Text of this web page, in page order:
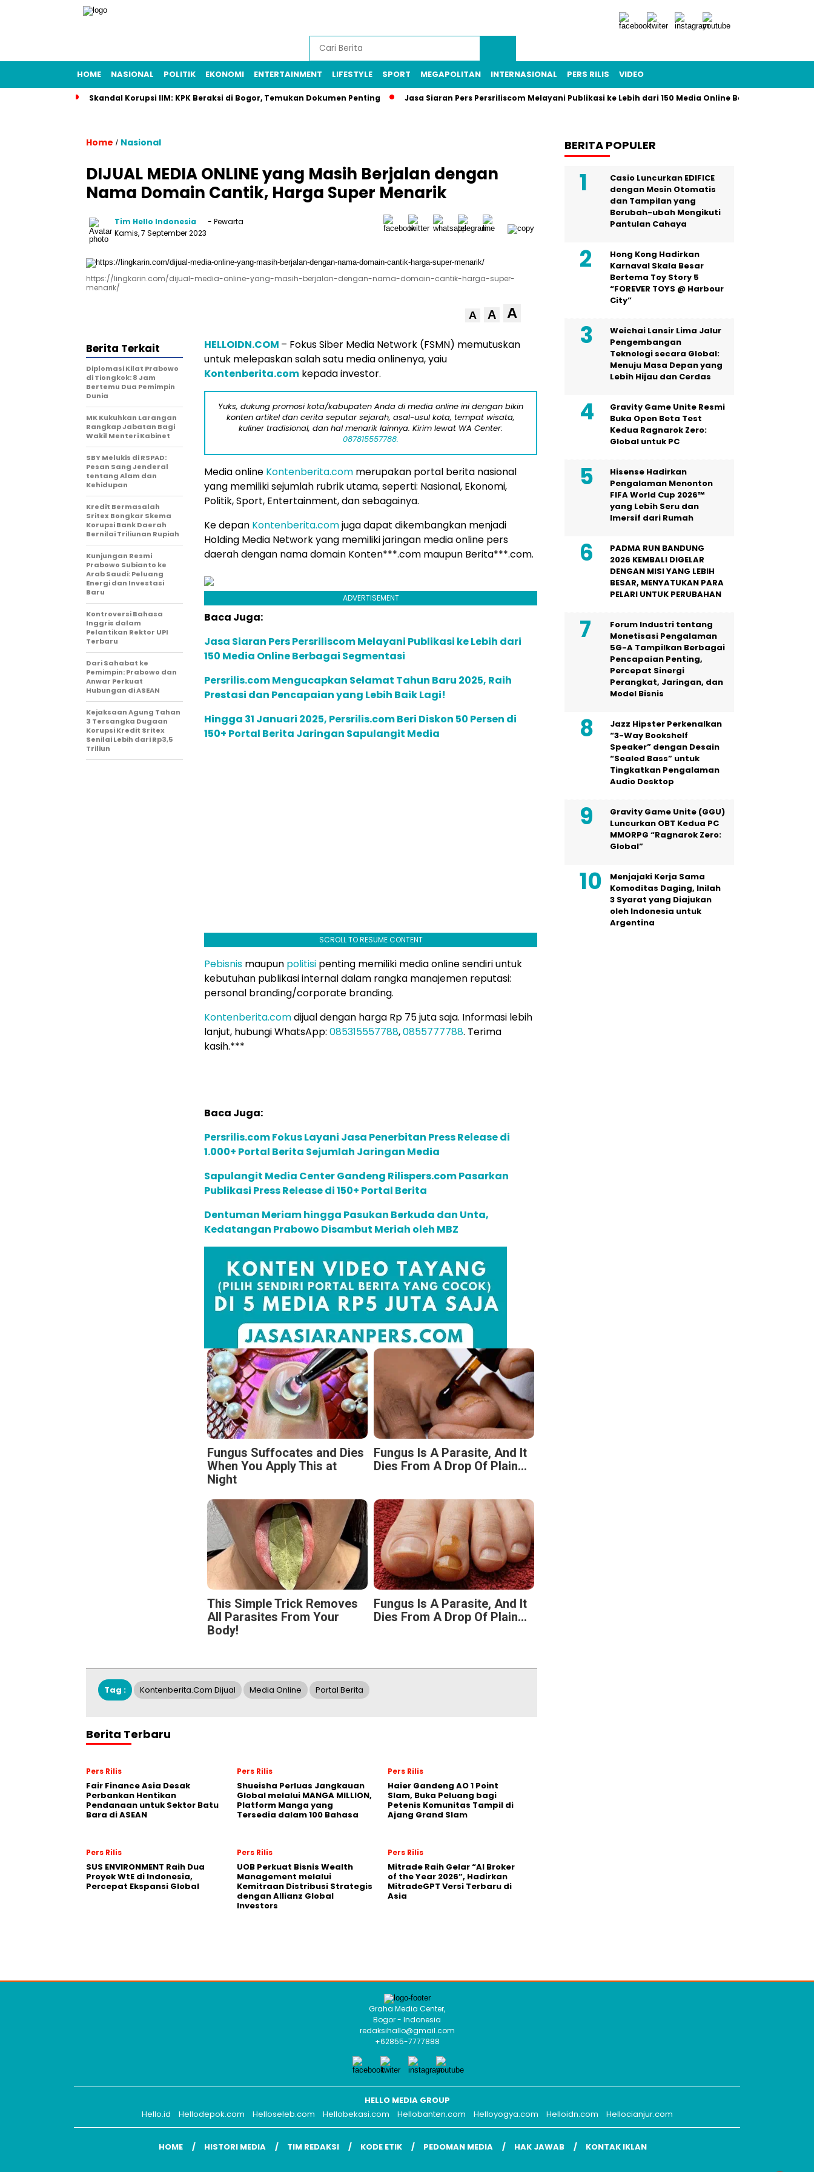
HOME NASIONAL POLITIK EKONOMI ENTERTAINMENT LIFESTYLE SPORT MEGAPOLITAN INTERNASIONAL PERS RILIS VIDEO
Skandal Korupsi IIM: KPK Beraksi di Bogor, Temukan Dokumen Penting Jasa Siaran Pers Persriliscom Melayani Publikasi ke Lebih dari 150 Media Online Berbagai
Home / Nasional
DIJUAL MEDIA ONLINE yang Masih Berjalan dengan
Nama Domain Cantik, Harga Super Menarik
Tim Hello Indonesia
- Pewarta
Kamis, 7 September 2023
https://lingkarin.com/dijual-media-online-yang-masih-berjalan-dengan-nama-domain-cantik-harga-super-
menarik/
A A A
HELLOIDN.COM – Fokus Siber Media Network (FSMN) memutuskan
untuk melepaskan salah satu media onlinenya, yaiu
Kontenberita.com kepada investor.
Yuks, dukung promosi kota/kabupaten Anda di media online ini dengan bikin
konten artikel dan cerita seputar sejarah, asal-usul kota, tempat wisata,
kuliner tradisional, dan hal menarik lainnya. Kirim lewat WA Center:
087815557788.
Media online Kontenberita.com merupakan portal berita nasional
yang memiliki sejumlah rubrik utama, seperti: Nasional, Ekonomi,
Politik, Sport, Entertainment, dan sebagainya.
Ke depan Kontenberita.comjuga dapat dikembangkan menjadi
Holding Media Network yang memiliki jaringan media online pers
daerah dengan nama domain Konten***.com maupun Berita***.com.
ADVERTISEMENT
Baca Juga:
Jasa Siaran Pers Persriliscom Melayani Publikasi ke Lebih dari
150 Media Online Berbagai Segmentasi
Persrilis.com Mengucapkan Selamat Tahun Baru 2025, Raih
Prestasi dan Pencapaian yang Lebih Baik Lagi!
Hingga 31 Januari 2025, Persrilis.com Beri Diskon 50 Persen di
150+ Portal Berita Jaringan Sapulangit Media
SCROLL TO RESUME CONTENT
Pebisnis maupun politisi penting memiliki media online sendiri untuk
kebutuhan publikasi internal dalam rangka manajemen reputasi:
personal branding/corporate branding.
Kontenberita.comdijual dengan harga Rp 75 juta saja. Informasi lebih
lanjut, hubungi WhatsApp: 085315557788,0855777788. Terima
kasih.***
Baca Juga:
Persrilis.com Fokus Layani Jasa Penerbitan Press Release di
1.000+ Portal Berita Sejumlah Jaringan Media
Sapulangit Media Center Gandeng Rilispers.com Pasarkan
Publikasi Press Release di 150+ Portal Berita
Dentuman Meriam hingga Pasukan Berkuda dan Unta,
Kedatangan Prabowo Disambut Meriah oleh MBZ
Fungus Suffocates and Dies
When You Apply This at
Night
Fungus Is A Parasite, And It
Dies From A Drop Of Plain...
This Simple Trick Removes
All Parasites From Your
Body!
Fungus Is A Parasite, And It
Dies From A Drop Of Plain...
Berita Terkait
Diplomasi Kilat Prabowo
di Tiongkok: 8 Jam
Bertemu Dua Pemimpin
Dunia
MK Kukuhkan Larangan
Rangkap Jabatan Bagi
Wakil Menteri Kabinet
SBY Melukis di RSPAD:
Pesan Sang Jenderal
tentang Alam dan
Kehidupan
Kredit Bermasalah
Sritex Bongkar Skema
Korupsi Bank Daerah
Bernilai Triliunan Rupiah
Kunjungan Resmi
Prabowo Subianto ke
Arab Saudi: Peluang
Energi dan Investasi
Baru
Kontroversi Bahasa
Inggris dalam
Pelantikan Rektor UPI
Terbaru
Dari Sahabat ke
Pemimpin: Prabowo dan
Anwar Perkuat
Hubungan di ASEAN
Kejaksaan Agung Tahan
3 Tersangka Dugaan
Korupsi Kredit Sritex
Senilai Lebih dari Rp3,5
Triliun
Tag : Kontenberita.com Dijual Media Online Portal Berita
Berita Terbaru
Pers Rilis
Fair Finance Asia Desak
Perbankan Hentikan
Pendanaan untuk Sektor Batu
Bara di ASEAN
Pers Rilis
Shueisha Perluas Jangkauan
Global melalui MANGA MILLION,
Platform Manga yang
Tersedia dalam 100 Bahasa
Pers Rilis
Haier Gandeng AO 1 Point
Slam, Buka Peluang bagi
Petenis Komunitas Tampil di
Ajang Grand Slam
Pers Rilis
SUS ENVIRONMENT Raih Dua
Proyek WtE di Indonesia,
Percepat Ekspansi Global
Pers Rilis
UOB Perkuat Bisnis Wealth
Management melalui
Kemitraan Distribusi Strategis
dengan Allianz Global
Investors
Pers Rilis
Mitrade Raih Gelar “AI Broker
of the Year 2026”, Hadirkan
MitradeGPT Versi Terbaru di
Asia
BERITA POPULER
Casio Luncurkan EDIFICE
dengan Mesin Otomatis
dan Tampilan yang
Berubah-ubah Mengikuti
Pantulan Cahaya
Hong Kong Hadirkan
Karnaval Skala Besar
Bertema Toy Story 5
“FOREVER TOYS @ Harbour
City”
Weichai Lansir Lima Jalur
Pengembangan
Teknologi secara Global:
Menuju Masa Depan yang
Lebih Hijau dan Cerdas
Gravity Game Unite Resmi
Buka Open Beta Test
Kedua Ragnarok Zero:
Global untuk PC
Hisense Hadirkan
Pengalaman Menonton
FIFA World Cup 2026™
yang Lebih Seru dan
Imersif dari Rumah
PADMA RUN BANDUNG
2026 KEMBALI DIGELAR
DENGAN MISI YANG LEBIH
BESAR, MENYATUKAN PARA
PELARI UNTUK PERUBAHAN
Forum Industri tentang
Monetisasi Pengalaman
5G-A Tampilkan Berbagai
Pencapaian Penting,
Percepat Sinergi
Perangkat, Jaringan, dan
Model Bisnis
Jazz Hipster Perkenalkan
“3-Way Bookshelf
Speaker” dengan Desain
“Sealed Bass” untuk
Tingkatkan Pengalaman
Audio Desktop
Gravity Game Unite (GGU)
Luncurkan OBT Kedua PC
MMORPG “Ragnarok Zero:
Global”
Menjajaki Kerja Sama
Komoditas Daging, Inilah
3 Syarat yang Diajukan
oleh Indonesia untuk
Argentina
Graha Media Center,
Bogor - Indonesia
redaksihallo@gmail.com
+62855-7777888
HELLO MEDIA GROUP
Hello.id
Hellodepok.com Helloseleb.com Hellobekasi.com Hellobanten.com Helloyogya.com Helloidn.com Hellocianjur.com
HOME HISTORI MEDIA TIM REDAKSI KODE ETIK PEDOMAN MEDIA HAK JAWAB KONTAK IKLAN